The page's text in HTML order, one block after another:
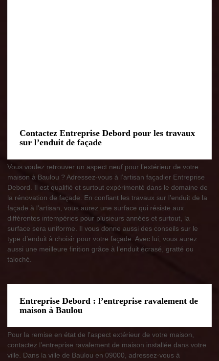
Contactez Entreprise Debord pour les travaux
sur l’enduit de façade
Vous voulez retrouver un aspect neuf pour l’extérieur de votre
maison à Baulou ? Adressez-vous à l’artisan façadier Entreprise
Debord. Il est qualifié et surtout expérimenté dans le domaine de
la rénovation de façade. En confiant les travaux sur l’enduit de la
façade à l’artisan, vous aurez une surface qui résiste aux
différentes intempéries pour plusieurs années et surtout, la
surface sera uniforme. Il vous donne aussi des conseils sur le
type d’enduit à choisir pour votre façade. Avec lui, vous aurez
aussi une meilleure finition grâce à l’enduit écrasé, gratté ou
taloché.
Entreprise Debord : l’entreprise ravalement de
maison à Baulou
Pour la remise en état de l’aspect extérieur de votre maison,
contactez l’entreprise ravalement de maison installée dans votre
ville. Dans la ville de Baulou en 09000, adressez-vous à